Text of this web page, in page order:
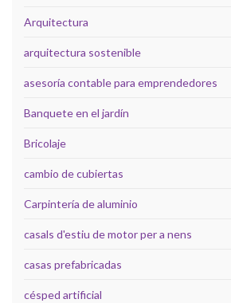
Arquitectura
arquitectura sostenible
asesoría contable para emprendedores
Banquete en el jardín
Bricolaje
cambio de cubiertas
Carpintería de aluminio
casals d'estiu de motor per a nens
casas prefabricadas
césped artificial